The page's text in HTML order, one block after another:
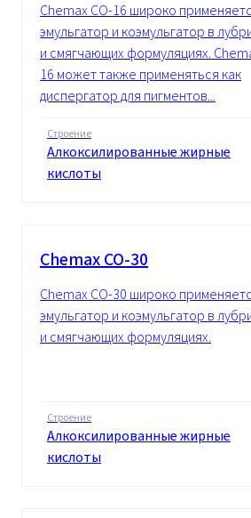
Chemax CO-16 широко
эмульгатор и коэмульгатор в
и смягчающих формуляциях.
16 может также применяться как
диспергатор для пигментов...
Строение
Алкоксилированные жирные
кислоты
Chemax CO-30
Chemax CO-30 широко
эмульгатор и коэмульгатор в
и смягчающих формуляциях.
Строение
Алкоксилированные жирные
кислоты